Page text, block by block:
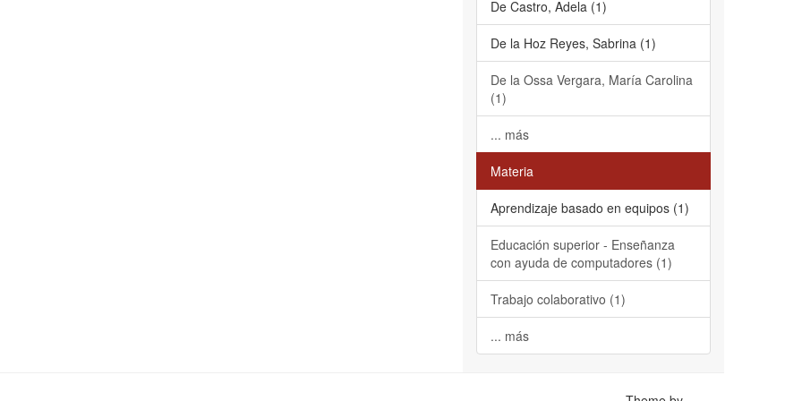
De Castro, Adela (1)
De la Hoz Reyes, Sabrina (1)
De la Ossa Vergara, María Carolina
(1)
... más
Materia
Aprendizaje basado en equipos (1)
Educación superior - Enseñanza
con ayuda de computadores (1)
Trabajo colaborativo (1)
... más